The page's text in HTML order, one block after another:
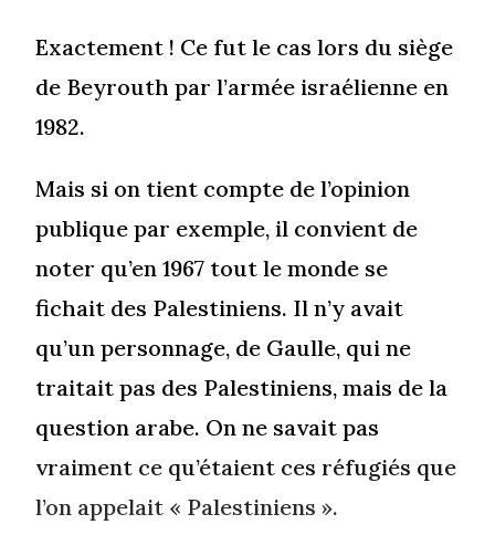
Exactement ! Ce fut le cas lors du siège
de Beyrouth par l’armée israélienne en
1982.
Mais si on tient compte de l’opinion
publique par exemple, il convient de
noter qu’en 1967 tout le monde se
fichait des Palestiniens. Il n’y avait
qu’un personnage, de Gaulle, qui ne
traitait pas des Palestiniens, mais de la
question arabe. On ne savait pas
vraiment ce qu’étaient ces réfugiés que
l’on appelait « Palestiniens ».